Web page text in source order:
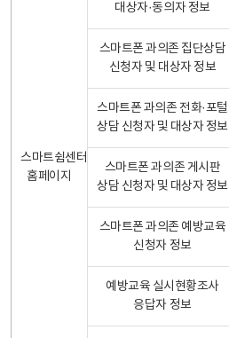
스마트쉼센터
홈페이지
대상자·동의자 정보
스마트폰 과의존 집단상담
신청자 및 대상자 정보
스마트폰 과의존 전화·포털
상담 신청자 및 대상자 정보
스마트폰 과의존 게시판
상담 신청자 및 대상자 정보
스마트폰 과의존 예방교육
신청자 정보
예방교육 실시현황조사
응답자 정보